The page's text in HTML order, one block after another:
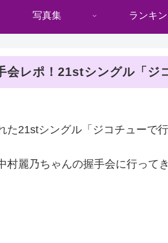
写真集 ランキ
会レポ！21stシングル「
た21stシングル「ジコチューで
村麗乃ちゃんの握手会に行って